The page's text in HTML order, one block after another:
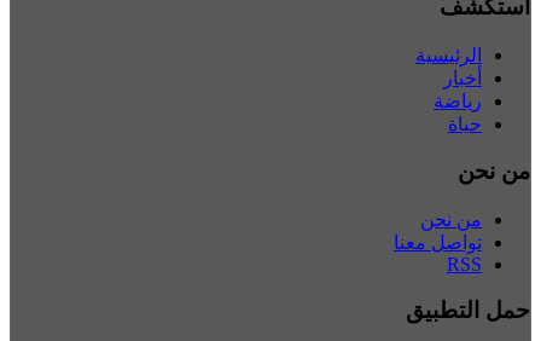
استكشف
الرئيسية
أخبار
رياضة
حياة
من نحن
من نحن
تواصل معنا
RSS
حمل التطبيق